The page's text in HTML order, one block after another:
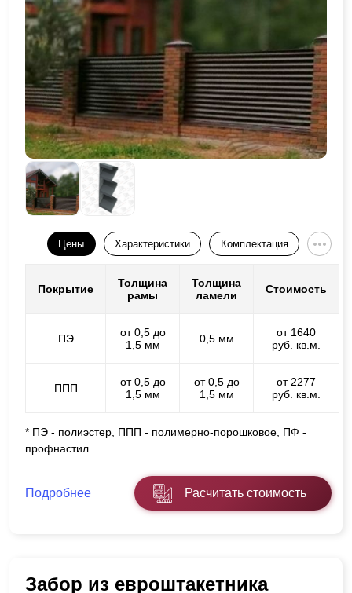
Цены Характеристики Комплектация
Покрытие
Толщина
рамы
Толщина
ламели
Стоимость
ПЭ
от 0,5 до
1,5 мм
0,5 мм
от 1640
руб. кв.м.
ППП
от 0,5 до
1,5 мм
от 0,5 до
1,5 мм
от 2277
руб. кв.м.
* ПЭ - полиэстер, ППП - полимерно-порошковое, ПФ -
профнастил
Подробнее Расчитать стоимость
Забор из евроштакетника